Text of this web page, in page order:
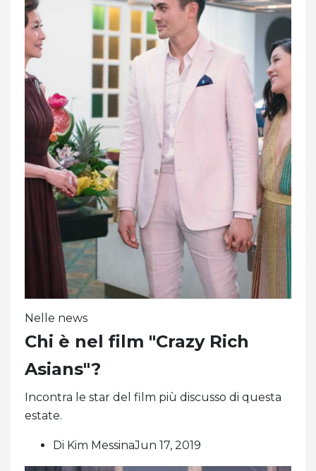
Nelle news
Chi è nel film "Crazy Rich
Asians"?
Incontra le star del film più discusso di questa
estate.
Di Kim MessinaJun 17, 2019